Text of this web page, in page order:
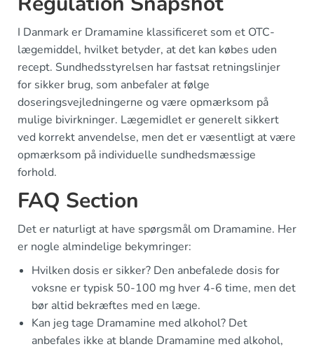
I Danmark er Dramamine klassificeret som et OTC-
lægemiddel, hvilket betyder, at det kan købes uden
recept. Sundhedsstyrelsen har fastsat retningslinjer
for sikker brug, som anbefaler at følge
doseringsvejledningerne og være opmærksom på
mulige bivirkninger. Lægemidlet er generelt sikkert
ved korrekt anvendelse, men det er væsentligt at være
opmærksom på individuelle sundhedsmæssige
forhold.
FAQ Section
Det er naturligt at have spørgsmål om Dramamine. Her
er nogle almindelige bekymringer:
Hvilken dosis er sikker? Den anbefalede dosis for
voksne er typisk 50-100 mg hver 4-6 time, men det
bør altid bekræftes med en læge.
Kan jeg tage Dramamine med alkohol? Det
anbefales ikke at blande Dramamine med alkohol,